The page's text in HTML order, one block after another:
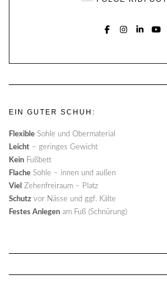
EIN GUTER SCHUH:
Flexible Sohle und Obermaterial
Leicht – geringes Gewicht
Kein Fußbett
Flache Sohle – innen und außen
Viel Zehenfreiraum – Platz
Schutz vor Nässe und ggf. Kälte
Festes Anlegen am Fuß (Schnürung)